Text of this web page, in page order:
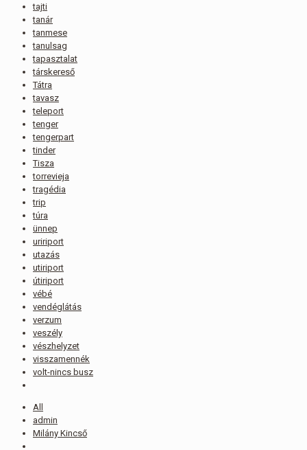
tajti
tanár
tanmese
tanulsag
tapasztalat
társkereső
Tátra
tavasz
teleport
tenger
tengerpart
tinder
Tisza
torrevieja
tragédia
trip
túra
ünnep
uririport
utazás
utiriport
útiriport
vébé
vendéglátás
verzum
veszély
vészhelyzet
visszamennék
volt-nincs busz
All
admin
Milány Kincső